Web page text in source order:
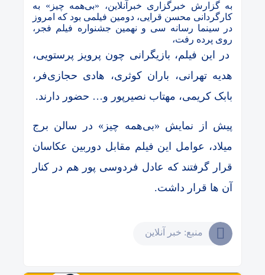
به گزارش خبرگزاری خبرآنلاین، «بی‌همه چیز» به
کارگردانی محسن قرایی، دومین فیلمی بود که امروز
در سینما رسانه سی و نهمین جشنواره فیلم فجر،
روی پرده رفت،
در این فیلم، بازیگرانی چون پرویز پرستویی،
هدیه تهرانی، باران کوثری، هادی حجازی‌فر،
بابک کریمی، مهتاب نصیرپور و… حضور دارند.
پیش از نمایش «بی‌همه چیز» در سالن برج
میلاد، عوامل این فیلم مقابل دوربین عکاسان
قرار گرفتند که عادل فردوسی پور هم در کنار
آن ها قرار داشت.
منبع: خبر آنلاین